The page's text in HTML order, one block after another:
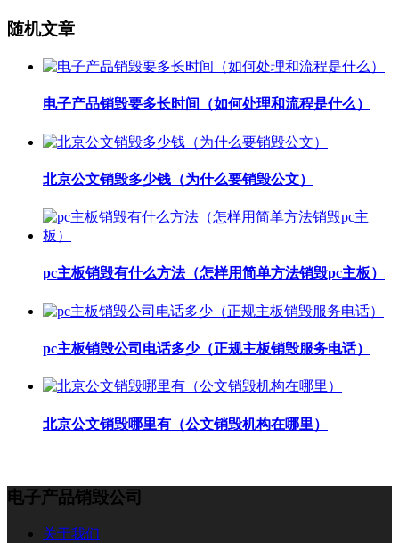
随机文章
电子产品销毁要多长时间（如何处理和流程是什么）
北京公文销毁多少钱（为什么要销毁公文）
pc主板销毁有什么方法（怎样用简单方法销毁pc主板）
pc主板销毁公司电话多少（正规主板销毁服务电话）
北京公文销毁哪里有（公文销毁机构在哪里）
电子产品销毁公司
关于我们